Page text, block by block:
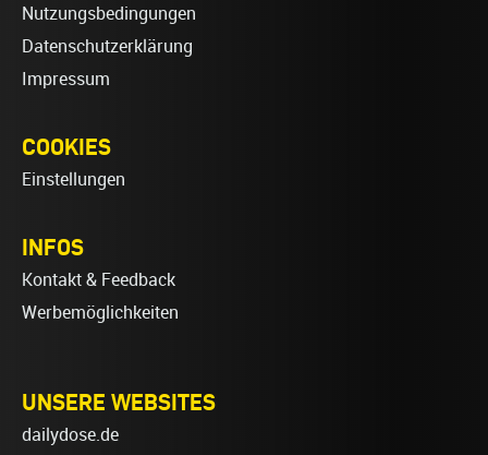
Nutzungsbedingungen
Datenschutzerklärung
Impressum
COOKIES
Einstellungen
INFOS
Kontakt & Feedback
Werbemöglichkeiten
UNSERE WEBSITES
dailydose.de